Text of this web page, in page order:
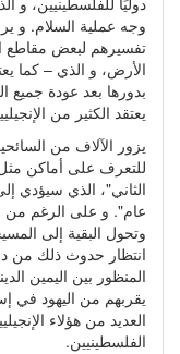
وجه عملية السلام. و
تفسيرهم لبعض مقاطع
الأرض، و الذي – كما
بدورها بعد عودة جميع
يعتقد الكثير من
يزور الآلاف من
للتعرف على أماكن
الثاني"، الذي سيؤدي
عام". و على الرغم من أن
وتحول البقية إلى
انتظار حدوث ذلك من
المنظور بين اليمين
يقربهم من اليهود في
العديد من هؤلاء
الفلسطينيين.